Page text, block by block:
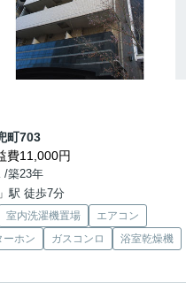
町703
費11,000円
/築23年
駅 徒歩7分
室内洗濯機置場
エアコン
ーホン
ガスコンロ
浴室乾燥機